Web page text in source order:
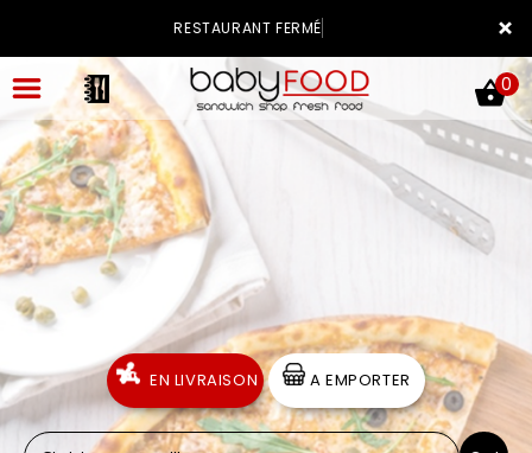
×
RESTAURANT FERMÉ
ACCUEIL
LA CARTE
VOTRE COMPTE
NOTRE RESTAURANT
0
EN LIVRAISON A EMPORTER